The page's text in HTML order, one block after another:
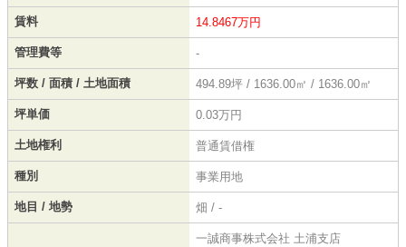
賃料 14.8467万円
管理費等 -
坪数 / 面積 / 土地面積 494.89坪 / 1636.00㎡ / 1636.00㎡
坪単価 0.03万円
土地権利 普通賃借権
種別 事業用地
地目 / 地勢 畑 / -
一誠商事株式会社 土浦支店